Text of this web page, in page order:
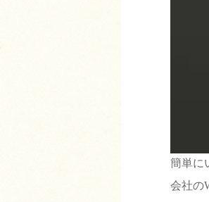
簡単に
会社の